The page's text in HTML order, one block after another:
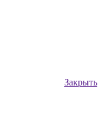
Закрыть